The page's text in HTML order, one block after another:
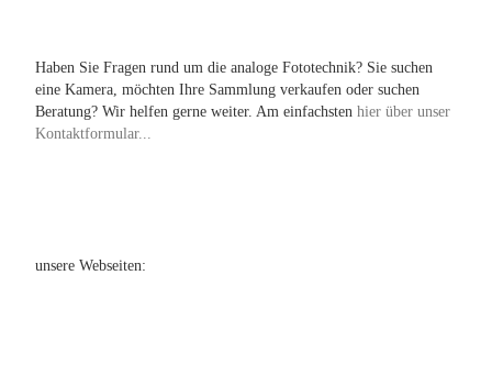
Haben Sie Fragen rund um die analoge Fototechnik? Sie suchen
eine Kamera, möchten Ihre Sammlung verkaufen oder suchen
Beratung? Wir helfen gerne weiter. Am einfachsten hier über unser
Kontaktformular...
unsere Webseiten: